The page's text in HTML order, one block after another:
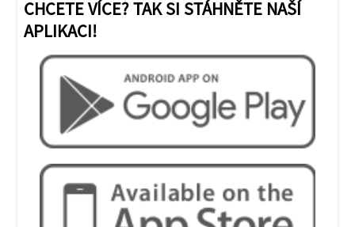
CHCETE VÍCE? TAK SI STÁHNĚTE NAŠÍ
APLIKACI!